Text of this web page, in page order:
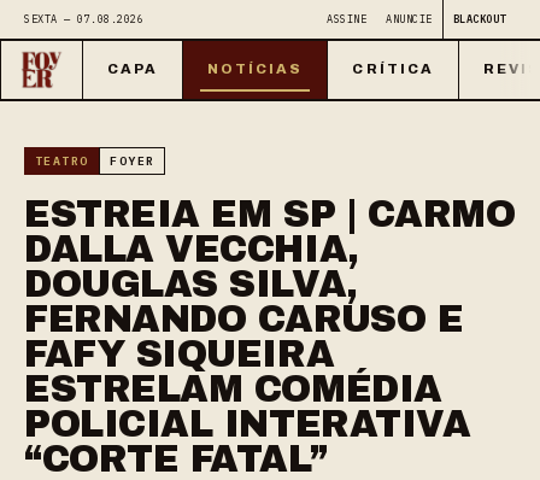
SEXTA — 07.08.2026 ASSINE ANUNCIE BLACKOUT
CAPA NOTÍCIAS CRÍTICA
TEATRO FOYER
ESTREIA EM SP | CARMO
DALLA VECCHIA,
DOUGLAS SILVA,
FERNANDO CARUSO E
FAFY SIQUEIRA
ESTRELAM COMÉDIA
POLICIAL INTERATIVA
“CORTE FATAL”